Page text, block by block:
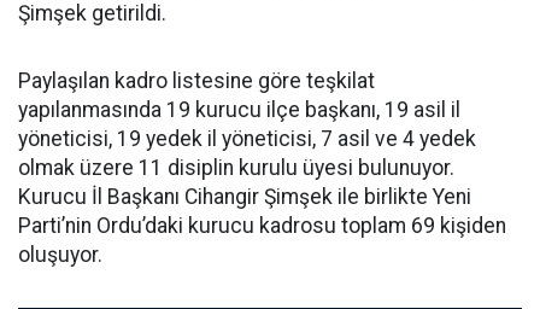
Şimşek getirildi.
Paylaşılan kadro listesine göre teşkilat
yapılanmasında 19 kurucu ilçe başkanı, 19 asil il
yöneticisi, 19 yedek il yöneticisi, 7 asil ve 4 yedek
olmak üzere 11 disiplin kurulu üyesi bulunuyor.
Kurucu İl Başkanı Cihangir Şimşek ile birlikte Yeni
Parti’nin Ordu’daki kurucu kadrosu toplam 69 kişiden
oluşuyor.